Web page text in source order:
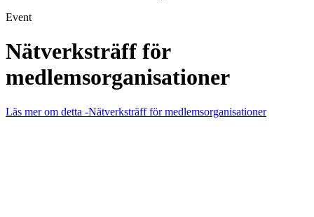
Event
Nätverksträff för
medlemsorganisationer
Läs mer om detta -Nätverksträff för medlemsorganisationer